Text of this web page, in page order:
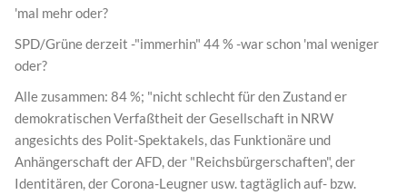
'mal mehr oder?
SPD/Grüne derzeit -"immerhin" 44 % -war schon 'mal weniger
oder?
Alle zusammen: 84 %; "nicht schlecht für den Zustand er
demokratischen Verfaßtheit der Gesellschaft in NRW
angesichts des Polit-Spektakels, das Funktionäre und
Anhängerschaft der AFD, der "Reichsbürgerschaften", der
Identitären, der Corona-Leugner usw. tagtäglich auf- bzw.